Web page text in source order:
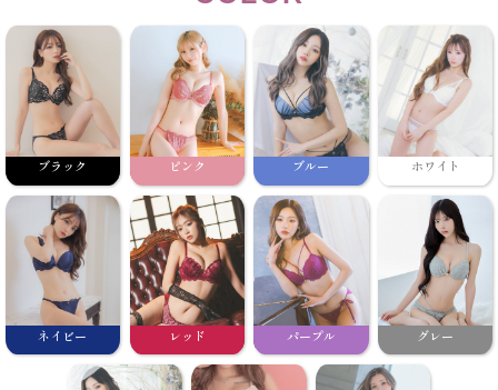
ブラック ピンク ブルー ホワイト
ネイビー レッド パープル グレー